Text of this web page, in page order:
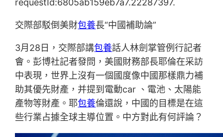
requestId:6805ab159eb7a7.22287397.
交際部駁倒美財包養長“中國補助論”
3月28日，交際部講包養話人林劍掌管例行記者
會。彭博社記者發問，美國財務部長耶倫在采訪
中表現，世界上沒有一個國度像中國那樣鼎力補
助其優先財產，并提到電動car 、電池、太陽能
產物等財產。耶包養倫還說，中國的目標是在這
些行業占據全球主導位置。中方對此有何評論？